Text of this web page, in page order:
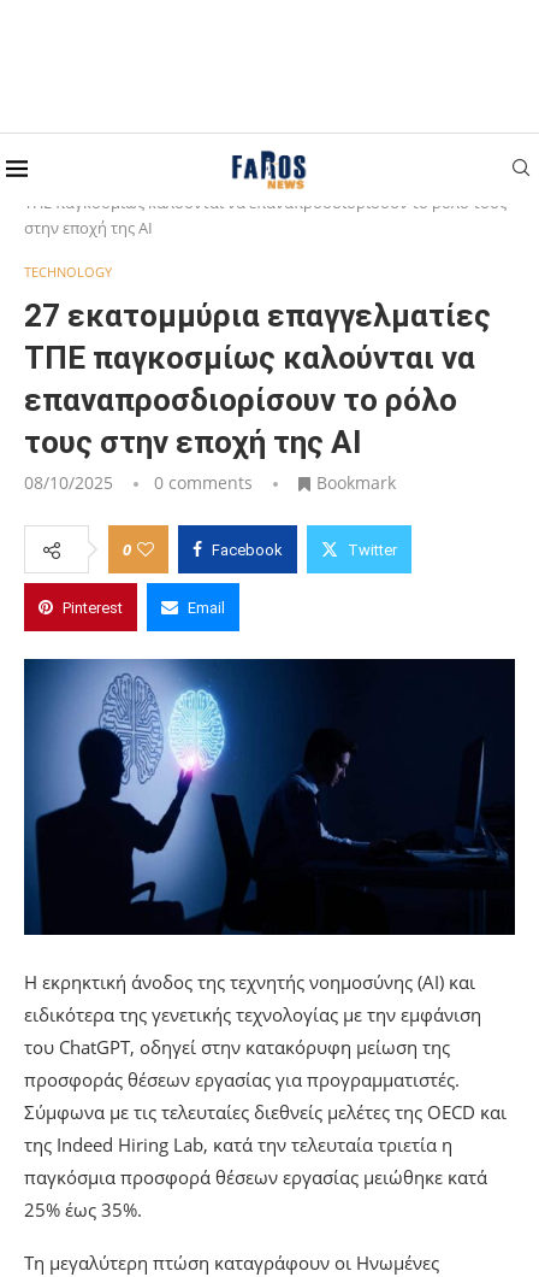
Home
27 εκατομμύρια επαγγελματίες
ΤΠΕ παγκοσμίως καλούνται να επαναπροσδιορίσουν το ρόλο τους
στην εποχή της AI
TECHNOLOGY
27 εκατομμύρια επαγγελματίες
ΤΠΕ παγκοσμίως καλούνται να
επαναπροσδιορίσουν το ρόλο
τους στην εποχή της AI
08/10/2025 0 comments Bookmark
0 Facebook Twitter
Pinterest Email
Η εκρηκτική άνοδος της τεχνητής νοημοσύνης (AI) και
ειδικότερα της γενετικής τεχνολογίας με την εμφάνιση
του ChatGPT, οδηγεί στην κατακόρυφη μείωση της
προσφοράς θέσεων εργασίας για προγραμματιστές.
Σύμφωνα με τις τελευταίες διεθνείς μελέτες της OECD και
της Indeed Hiring Lab, κατά την τελευταία τριετία η
παγκόσμια προσφορά θέσεων εργασίας μειώθηκε κατά
25% έως 35%.
Τη μεγαλύτερη πτώση καταγράφουν οι Ηνωμένες